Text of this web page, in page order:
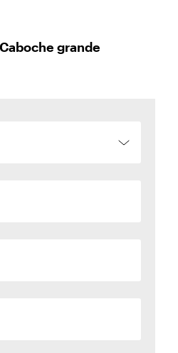
grande